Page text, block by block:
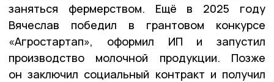
заняться фермерством. Ещё в 2025 году
Вячеслав победил в грантовом конкурсе
«Агростартап», оформил ИП и запустил
производство молочной продукции. Позже
он заключил социальный контракт и получил